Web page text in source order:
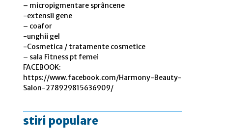
– micropigmentare sprâncene
-extensii gene
– coafor
-unghii gel
-Cosmetica / tratamente cosmetice
– sala Fitness pt femei
FACEBOOK:
https://www.facebook.com/Harmony-Beauty-
Salon-278929815636909/
stiri populare